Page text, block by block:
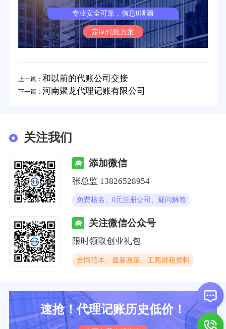
专业安全可靠，信息0泄漏
定制代账方案
上一篇： 和以前的代账公司交接
下一篇： 河南聚龙代理记账有限公司
关注我们
添加微信
张总监 13826528954
免费核名、0元注册公司、疑问解答
关注微信公众号
限时领取创业礼包
合同范本、最新政策、工商财税资料
速抢！代理记账历史低价！